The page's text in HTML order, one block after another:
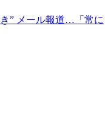
” メール報道…「常に